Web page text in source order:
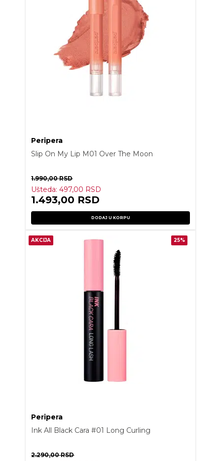
Peripera
Slip On My Lip M01 Over The Moon
1.990,00RSD
Ušteda:497,00 RSD
1.493,00 RSD
DODAJ U KORPU
AKCIJA 25%
Peripera
Ink All Black Cara #01 Long Curling
2.290,00RSD